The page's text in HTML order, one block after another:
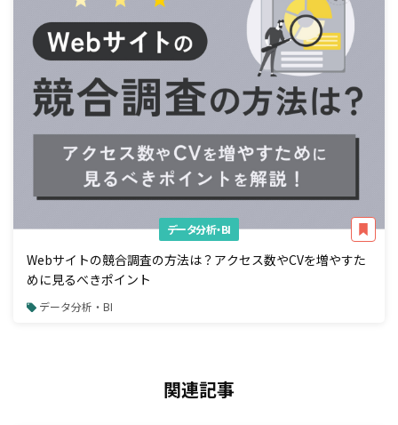
データ分析・BI
Webサイトの競合調査の方法は？アクセス数やCVを増やすた
めに見るべきポイント
データ分析・BI
関連記事